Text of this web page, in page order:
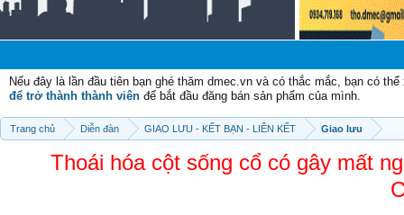
Nếu đây là lần đầu tiên bạn ghé thăm dmec.vn và có thắc mắc, bạn có
để trở thành thành viên để bắt đầu đăng bán sản phẩm của mình.
Trang chủ Diễn đàn GIAO LƯU - KẾT BẠN - LIÊN KẾT Giao lưu
Thoái hóa cột sống cổ có gây mất